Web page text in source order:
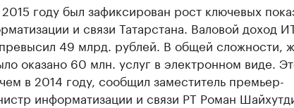
году был зафиксирован рост ключевых
и связи Татарстана. Валовой доход
49 млрд. рублей. В общей сложности,
оказано 60 млн. услуг в электронном виде.
в 2014 году, сообщил заместитель премьер-
информатизации и связи РТ Роман